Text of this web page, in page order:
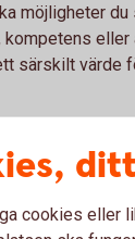
möjligheter
eller
särskilt värde
med – och
cookies eller